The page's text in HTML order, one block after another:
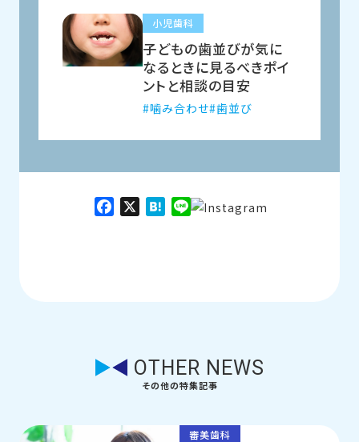
小児歯科
子どもの歯並びが気に
なるときに見るべきポイ
ントと相談の目安
噛み合わせ 歯並び
FacebookHatena
Line
OTHER NEWS
その他の特集記事
審美歯科